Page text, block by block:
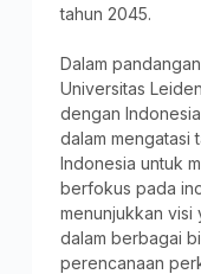
tahun 2045.
Dalam
Universitas
dengan
dalam mengatasi
Indonesia untuk
berfokus pada
menunjukkan visi
dalam berbagai
perencanaan